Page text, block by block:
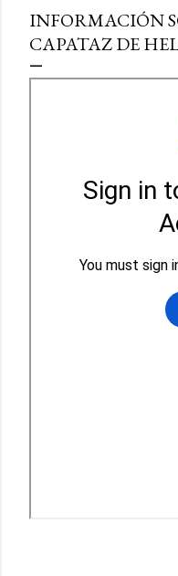
INFORMACIÓN
CAPATAZ DE